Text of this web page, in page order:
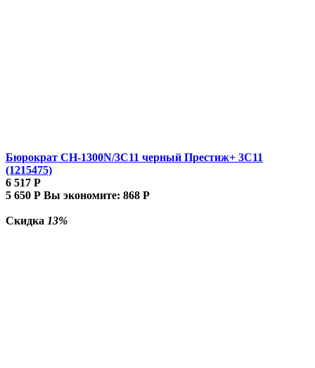
Бюрократ CH-1300N/3C11 черный Престиж+ 3C11
(1215475)
6 517 Р
5 650 Р Вы экономите: 868 Р
Скидка 13%